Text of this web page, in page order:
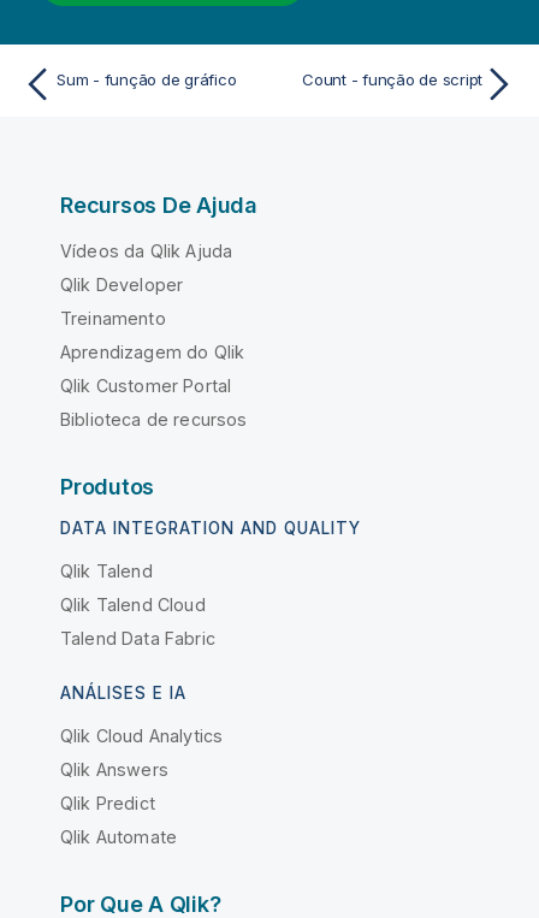
Sum - função de gráfico Count - função de script
Recursos De Ajuda
Vídeos da Qlik Ajuda
Qlik Developer
Treinamento
Aprendizagem do Qlik
Qlik Customer Portal
Biblioteca de recursos
Produtos
DATA INTEGRATION AND QUALITY
Qlik Talend
Qlik Talend Cloud
Talend Data Fabric
ANÁLISES E IA
Qlik Cloud Analytics
Qlik Answers
Qlik Predict
Qlik Automate
Por Que A Qlik?